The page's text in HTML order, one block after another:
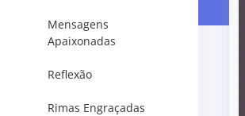
Mensagens
Apaixonadas
Reflexão
Rimas Engraçadas